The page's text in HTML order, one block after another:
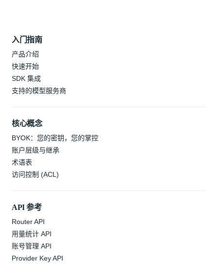
入门指南
产品介绍
快速开始
SDK 集成
支持的模型服务商
核心概念
BYOK：您的密钥，您的掌控
账户层级与继承
术语表
访问控制 (ACL)
API 参考
Router API
用量统计 API
账号管理 API
Provider Key API